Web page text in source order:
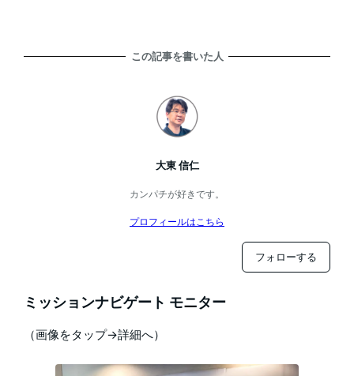
この記事を書いた人
大東 信仁
カンパチが好きです。
プロフィールはこちら
フォローする
ミッションナビゲート モニター
（画像をタップ→詳細へ）